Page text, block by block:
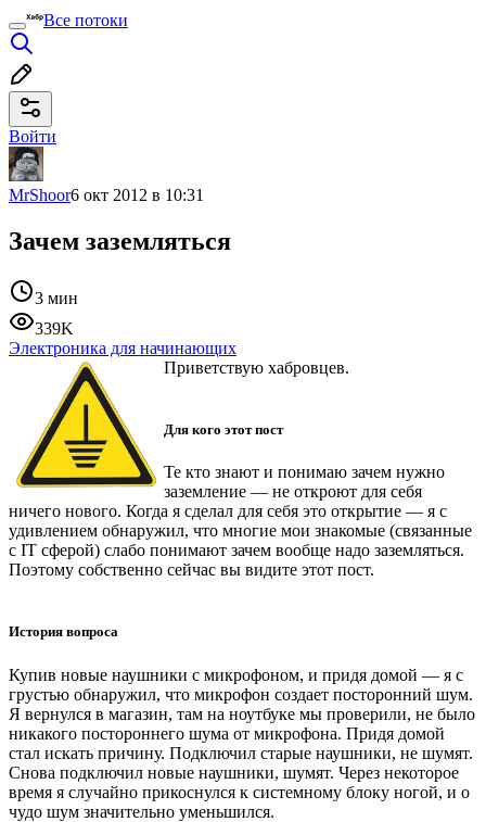
Все потоки
Войти
MrShoor6 окт 2012 в 10:31
Зачем заземляться
3 мин
339K
Электроника для начинающих
Приветствую хабровцев.
Для кого этот пост
Те кто знают и понимаю зачем нужно
заземление — не откроют для себя
ничего нового. Когда я сделал для себя это открытие — я с
удивлением обнаружил, что многие мои знакомые (связанные
с IT сферой) слабо понимают зачем вообще надо заземляться.
Поэтому собственно сейчас вы видите этот пост.
История вопроса
Купив новые наушники с микрофоном, и придя домой — я с
грустью обнаружил, что микрофон создает посторонний шум.
Я вернулся в магазин, там на ноутбуке мы проверили, не было
никакого постороннего шума от микрофона. Придя домой
стал искать причину. Подключил старые наушники, не шумят.
Снова подключил новые наушники, шумят. Через некоторое
время я случайно прикоснулся к системному блоку ногой, и о
чудо шум значительно уменьшился.